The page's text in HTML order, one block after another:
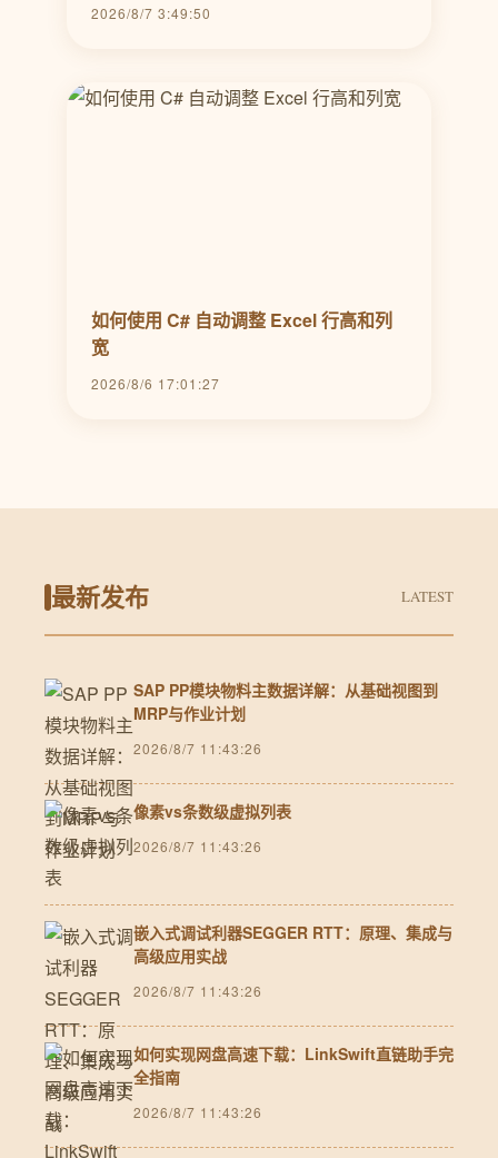
2026/8/7 3:49:50
如何使用 C# 自动调整 Excel 行高和列
宽
2026/8/6 17:01:27
最新发布 LATEST
SAP PP模块物料主数据详解：从基础视图到
MRP与作业计划
2026/8/7 11:43:26
像素vs条数级虚拟列表
2026/8/7 11:43:26
嵌入式调试利器SEGGER RTT：原理、集成与
高级应用实战
2026/8/7 11:43:26
如何实现网盘高速下载：LinkSwift直链助手完
全指南
2026/8/7 11:43:26